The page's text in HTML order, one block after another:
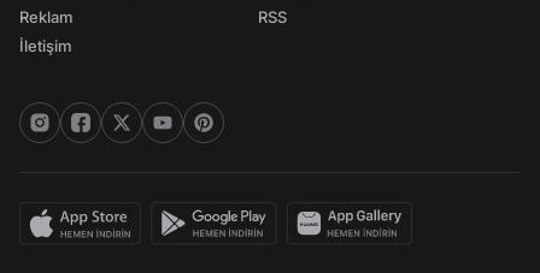
Reklam
İletişim
RSS